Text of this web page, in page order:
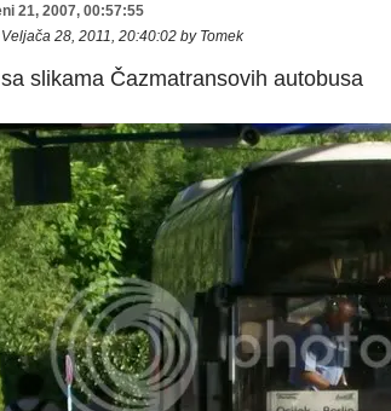
21, 2007, 00:57:55
Veljača 28, 2011, 20:40:02 by Tomek
slikama Čazmatransovih autobusa